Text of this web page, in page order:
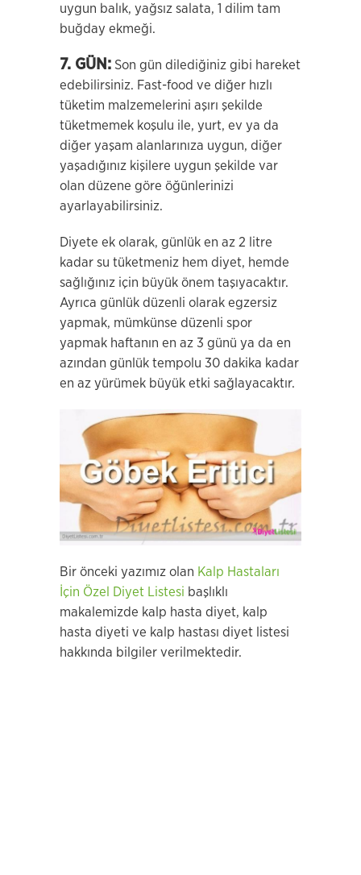
uygun balık, yağsız salata, 1 dilim tam
buğday ekmeği.
7. GÜN: Son gün dilediğiniz gibi hareket
edebilirsiniz. Fast-food ve diğer hızlı
tüketim malzemelerini aşırı şekilde
tüketmemek koşulu ile, yurt, ev ya da
diğer yaşam alanlarınıza uygun, diğer
yaşadığınız kişilere uygun şekilde var
olan düzene göre öğünlerinizi
ayarlayabilirsiniz.
Diyete ek olarak, günlük en az 2 litre
kadar su tüketmeniz hem diyet, hemde
sağlığınız için büyük önem taşıyacaktır.
Ayrıca günlük düzenli olarak egzersiz
yapmak, mümkünse düzenli spor
yapmak haftanın en az 3 günü ya da en
azından günlük tempolu 30 dakika kadar
en az yürümek büyük etki sağlayacaktır.
Bir önceki yazımız olan Kalp Hastaları
İçin Özel Diyet Listesi başlıklı
makalemizde kalp hasta diyet, kalp
hasta diyeti ve kalp hastası diyet listesi
hakkında bilgiler verilmektedir.